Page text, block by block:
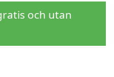
och utan